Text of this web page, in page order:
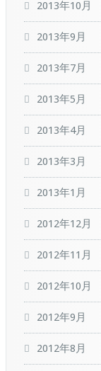
2013年10月
2013年9月
2013年7月
2013年5月
2013年4月
2013年3月
2013年1月
2012年12月
2012年11月
2012年10月
2012年9月
2012年8月